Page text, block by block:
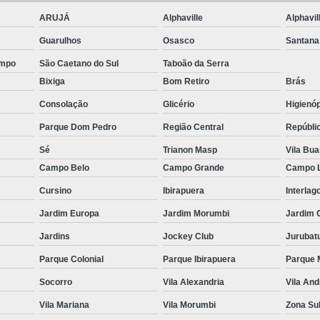
Empresa de Manutenção Equipamentos Academia
Manutenção Aparelhos de Academia
Manutenção de Equipamentos Academia
Manutenção em Equipamentos de Academia
Manutenção Equipamentos de Academia
Serviço de
Estação W4
Multi Estação Academia Multi
Estação Funcional
Multi Estação Musculação Multi
Estação para Musculação
Multi Estação Performer Multi
Venda de Equipamento para Academia
Venda
de Equipamentos e Acessórios para Academia
Venda
de Equipamentos para Academia Grande
Venda de
de Equipamentos para Academia Profissional
Equipamentos para Academia de Condomínios
ARUJÁ Alphaville
Guarulhos Osasco
São Caetano do Sul
Taboão da Serra
Bixiga Bom Retiro Brás
Consolação Glicério
Parque Dom Pedro Região Central
Sé Trianon Masp
Vila
Campo Belo Campo Grande Campo
Cursino Ibirapuera
Jardim Europa Jardim Morumbi Jardim
Jardins Jockey Club
Parque Colonial Parque Ibirapuera Parque
Socorro Vila Alexandria Vila
Vila Mariana Vila Morumbi Zona Sul